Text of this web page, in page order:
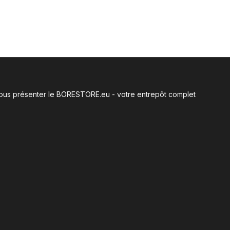
présenter le BORESTORE.eu - votre entrepôt complet